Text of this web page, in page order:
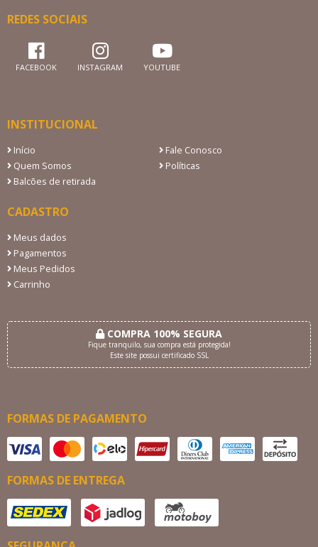
REDES SOCIAIS
FACEBOOK INSTAGRAM YOUTUBE
INSTITUCIONAL
Início
Fale Conosco
Quem Somos
Políticas
Balcões de retirada
CADASTRO
Meus dados
Pagamentos
Meus Pedidos
Carrinho
COMPRA 100% SEGURA
Fique tranquilo, sua compra está protegida!
Este site possui certificado SSL
FORMAS DE PAGAMENTO
FORMAS DE ENTREGA